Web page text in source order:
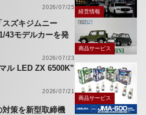
2026/07/25
経営情報
ズキジムニー
43モデルカーを発
2026/07/23
商品サービス
ル LED ZX 6500K”
2026/07/21
商品サービス
策を新型取締機